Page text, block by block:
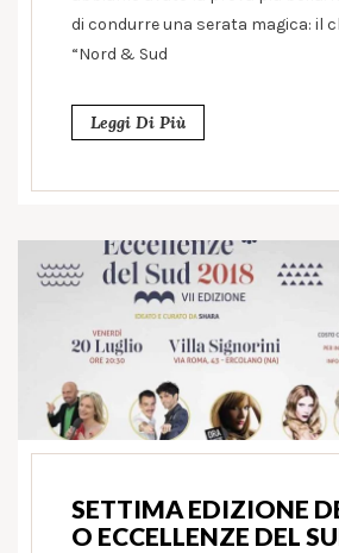
di condurre una serata magica: il
“Nord & Sud
Leggi Di Più
SETTIMA EDIZIONE
O ECCELLENZE DEL